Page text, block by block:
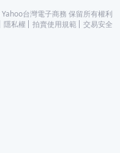
Yahoo台灣電子商務 保留所有權利
隱私權 拍賣使用規範 交易安全